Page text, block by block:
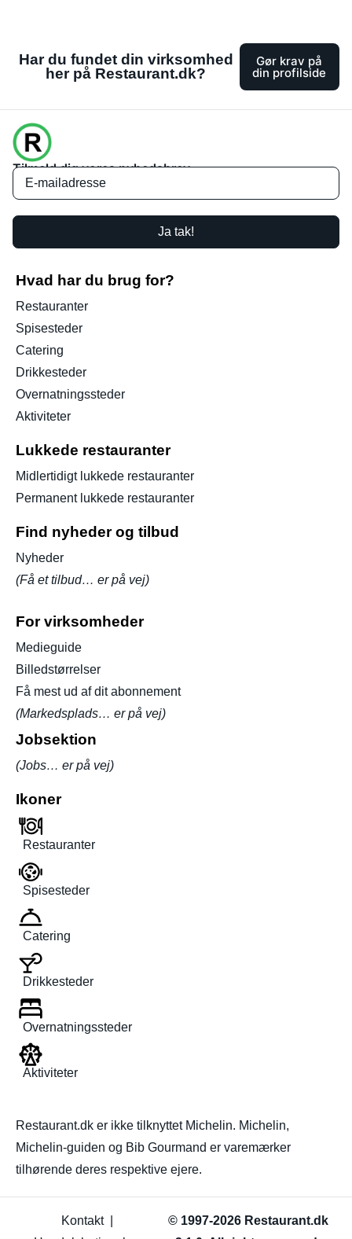
Har du fundet din virksomhed
her på Restaurant.dk?
Gør krav på
din profilside
Tilmeld dig vores nyhedsbrev
Ja tak!
Hvad har du brug for?
Restauranter
Spisesteder
Catering
Drikkesteder
Overnatningssteder
Aktiviteter
Lukkede restauranter
Midlertidigt lukkede restauranter
Permanent lukkede restauranter
Find nyheder og tilbud
Nyheder
(Få et tilbud… er på vej)
For virksomheder
Medieguide
Billedstørrelser
Få mest ud af dit abonnement
(Markedsplads… er på vej)
Jobsektion
(Jobs… er på vej)
Ikoner
Restauranter
Spisesteder
Catering
Drikkesteder
Overnatningssteder
Aktiviteter
Restaurant.dk er ikke tilknyttet Michelin. Michelin,
Michelin-guiden og Bib Gourmand er varemærker
tilhørende deres respektive ejere.
© 1997-2026 Restaurant.dk
Kontakt|